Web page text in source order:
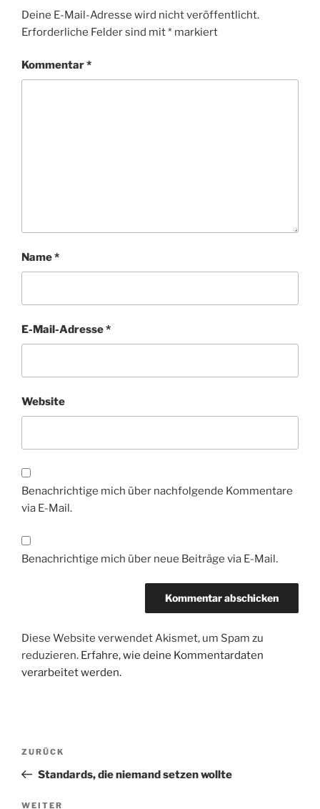
Deine E-Mail-Adresse wird nicht veröffentlicht.
Erforderliche Felder sind mit* markiert
Kommentar*
Name*
E-Mail-Adresse*
Website
Benachrichtige mich über nachfolgende Kommentare
via E-Mail.
Benachrichtige mich über neue Beiträge via E-Mail.
Diese Website verwendet Akismet, um Spam zu
reduzieren. Erfahre, wie deine Kommentardaten
verarbeitet werden.
Beitragsnavigation
Vorheriger
Beitrag
ZURÜCK
Standards, die niemand setzen wollte
WEITER